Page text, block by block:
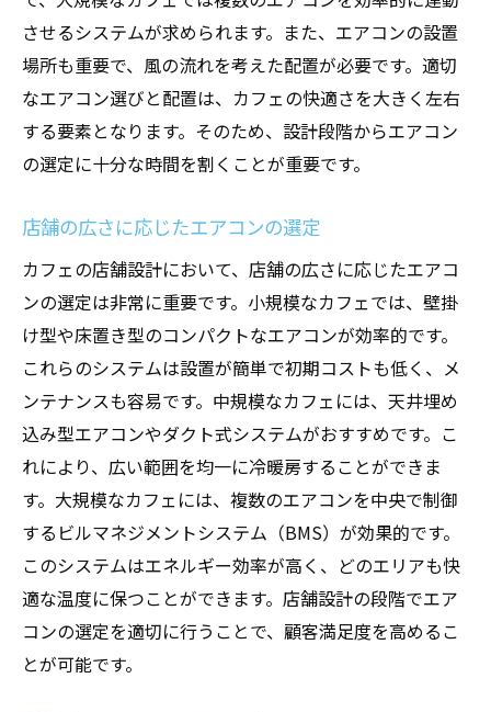
させるシステムが求められます。また、エアコンの設置
場所も重要で、風の流れを考えた配置が必要です。適切
なエアコン選びと配置は、カフェの快適さを大きく左右
する要素となります。そのため、設計段階からエアコン
の選定に十分な時間を割くことが重要です。
店舗の広さに応じたエアコンの選定
カフェの店舗設計において、店舗の広さに応じたエアコ
ンの選定は非常に重要です。小規模なカフェでは、壁掛
け型や床置き型のコンパクトなエアコンが効率的です。
これらのシステムは設置が簡単で初期コストも低く、メ
ンテナンスも容易です。中規模なカフェには、天井埋め
込み型エアコンやダクト式システムがおすすめです。こ
れにより、広い範囲を均一に冷暖房することができま
す。大規模なカフェには、複数のエアコンを中央で制御
するビルマネジメントシステム（BMS）が効果的です。
このシステムはエネルギー効率が高く、どのエリアも快
適な温度に保つことができます。店舗設計の段階でエア
コンの選定を適切に行うことで、顧客満足度を高めるこ
とが可能です。